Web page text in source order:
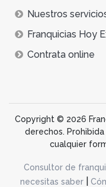
Nuestros
Franquicias Hoy
Contrata online
Copyright © 2026
derechos.
cualquier
Consultor de
necesitas saber